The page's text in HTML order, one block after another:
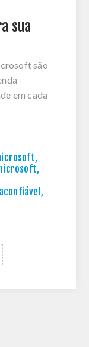
sua
são
-
em cada
,
,
,